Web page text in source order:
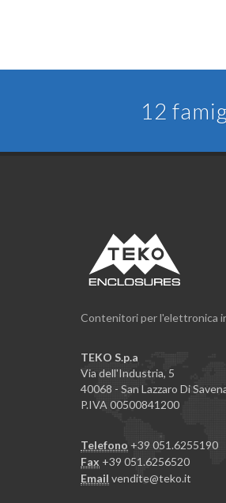
12
Contenitori per l'elettronica
TEKO S.p.a
Via dell'Industria, 5
40068 - San Lazzaro Di
P.IVA 00500841200
Telefono +39 051.6255190
Fax +39 051.6256520
Email vendite@teko.it